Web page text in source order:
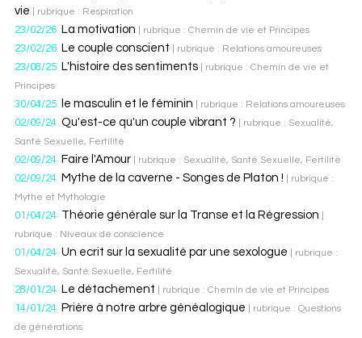
vie
| rubrique : Respiration
23/02/26 La motivation | rubrique : Chemin de vie et Principes
23/02/26 Le couple conscient | rubrique : Relations amoureuses
23/08/25 L'histoire des sentiments
| rubrique : Chemin de vie et
Principes
30/04/25 le masculin et le féminin | rubrique : Relations amoureuses
02/09/24 Qu'est-ce qu'un couple vibrant ?
| rubrique : Sexualité,
Santé Sexuelle, Fertilité
02/09/24 Faire l'Amour | rubrique : Sexualité, Santé Sexuelle, Fertilité
02/09/24 Mythe de la caverne - Songes de Platon !
| rubrique :
Mythe et Mythologie
01/04/24 Théorie générale sur la Transe et la Régression
rubrique : Niveaux de conscience
01/04/24 Un ecrit sur la sexualité par une sexologue
| rubrique :
Sexualité, Santé Sexuelle, Fertilité
28/01/24 Le détachement | rubrique : Chemin de vie et Principes
14/01/24 Prière à notre arbre généalogique
| rubrique : Questions
de générations